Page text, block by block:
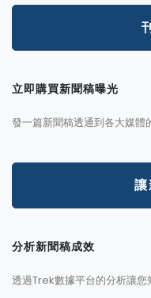
立即購買新聞稿曝光
發一篇新聞稿透通到各大媒體
分析新聞稿成效
透過Trek數據平台的分析讓您